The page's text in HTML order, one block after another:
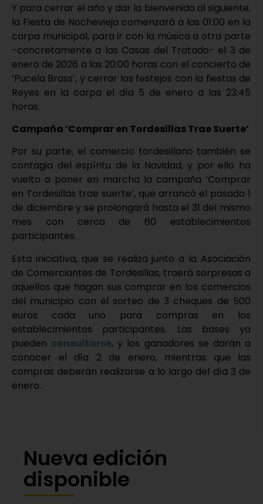
Y para cerrar el año y dar la bienvenida al siguiente,
la Fiesta de Nochevieja comenzará a las 01:00 en la
carpa municipal, para ir con la música a otra parte
-concretamente a las Casas del Tratado- el 3 de
enero de 2026 a las 20:00 horas con el concierto de
‘Pucela Brass’, y cerrar los festejos con la fiestas de
Reyes en la carpa el día 5 de enero a las 23:45
horas.
Campaña ‘Comprar en Tordesillas Trae Suerte’
Por su parte, el comercio tordesillano también se
contagia del espíritu de la Navidad, y por ello ha
vuelto a poner en marcha la campaña ‘Comprar
en Tordesillas trae suerte’, que arrancó el pasado 1
de diciembre y se prolongará hasta el 31 del mismo
mes con cerca de 60 establecimientos
participantes.
Esta iniciativa, que se realiza junto a la Asociación
de Comerciantes de Tordesillas, traerá sorpresas a
aquellos que hagan sus comprar en los comercios
del municipio con el sorteo de 3 cheques de 500
euros cada uno para compras en los
establecimientos participantes. Las bases ya
pueden consultarse, y los ganadores se darán a
conocer el día 2 de enero, mientras que las
compras deberán realizarse a lo largo del día 3 de
enero.
Nueva edición
disponible